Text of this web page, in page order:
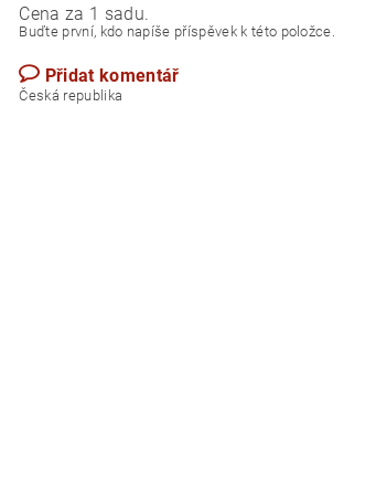
Cena za 1 sadu.
Buďte první, kdo napíše příspěvek k této položce.
Přidat komentář
Česká republika